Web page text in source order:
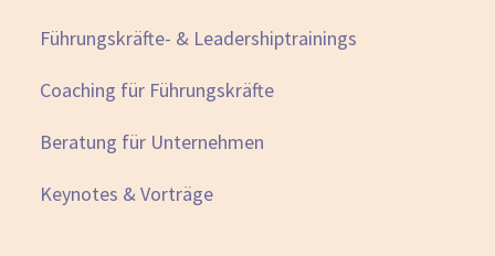
Führungskräfte- & Leadershiptrainings
Coaching für Führungskräfte
Beratung für Unternehmen
Keynotes & Vorträge